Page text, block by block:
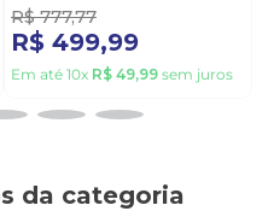
442 Vermelho
R$ 777,77
R$ 499,99
Em até 10x R$ 49,99 sem juros
da categoria